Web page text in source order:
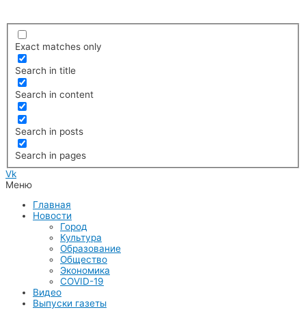
Exact matches only
Search in title
Search in content
Search in posts
Search in pages
Vk
Меню
Главная
Новости
Город
Культура
Образование
Общество
Экономика
COVID-19
Видео
Выпуски газеты